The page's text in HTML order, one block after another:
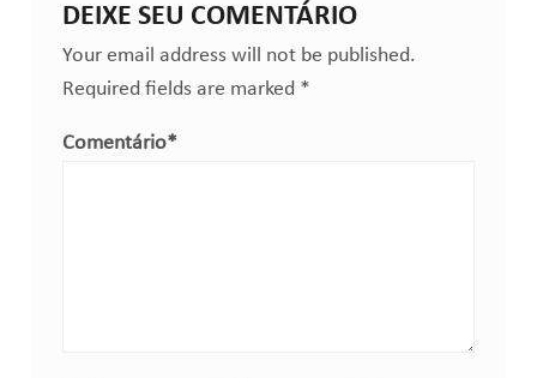
DEIXE SEU COMENTÁRIO
Your email address will not be published.
Required fields are marked *
Comentário*